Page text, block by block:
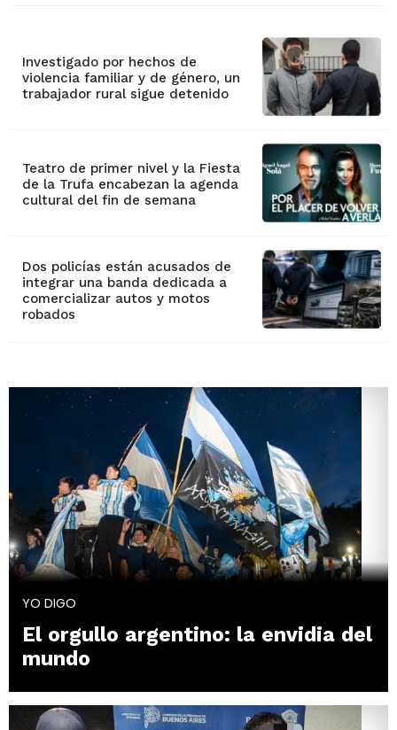
Investigado por hechos de
violencia familiar y de género, un
trabajador rural sigue detenido
Teatro de primer nivel y la Fiesta
de la Trufa encabezan la agenda
cultural del fin de semana
Dos policías están acusados de
integrar una banda dedicada a
comercializar autos y motos
robados
YO DIGO
El orgullo argentino: la envidia del
mundo